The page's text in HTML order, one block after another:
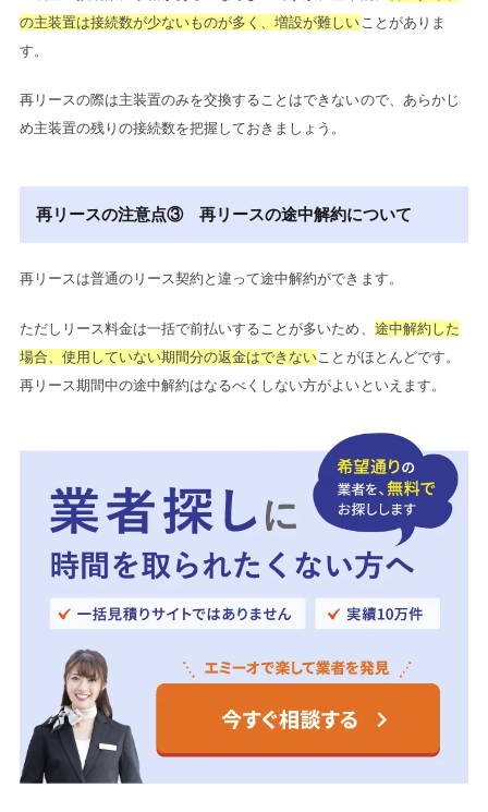
の主装置は接続数が少ないものが多く、増設が難しい ことがありま
す。
再リースの際は主装置のみを交換することはできないので、あらかじ
め主装置の残りの接続数を把握しておきましょう。
再リースの注意点③ 再リースの途中解約について
再リースは普通のリース契約と違って途中解約ができます。
ただしリース料金は一括で前払いすることが多いため、 途中解約した
場合、使用していない期間分の返金はできない ことがほとんどです。
再リース期間中の途中解約はなるべくしない方がよいといえます。